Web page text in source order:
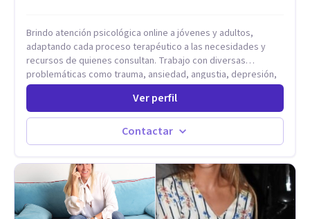
Brindo atención psicológica online a jóvenes y adultos,
adaptando cada proceso terapéutico a las necesidades y
recursos de quienes consultan. Trabajo con diversas
problemáticas como trauma, ansiedad, angustia, depresión,
estrés, violencias, abuso sexual y procesos migratorios,
entre otros. Ofrezco un espacio seguro, de escucha activa y
contención, comprometido con tu bienestar emocional y con
un enfoque centrado en el autoconocimiento y el aprendizaje
mutuo. Mi manera de trabajar se enfoca principalmente en los
estableciendo objetivos graduales y flexibles, de acuerdo a
tu ritmo y posibilidades.
Ver perfil
Contactar